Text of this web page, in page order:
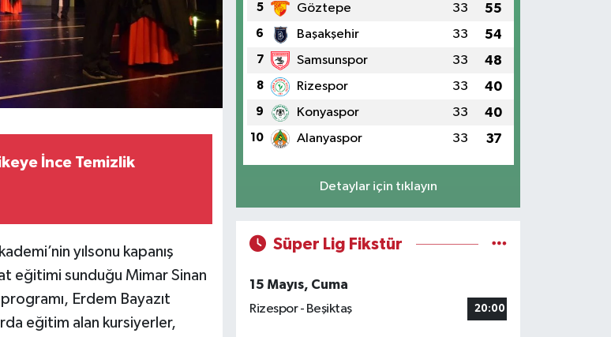
İnce Temizlik
yılsonu kapanış
eğitimi sunduğu Mimar Sinan
Erdem Bayazıt
eğitim alan kursiyerler,
5 Göztepe 33 55
6 Başakşehir 33 54
7 Samsunspor 33 48
8 Rizespor 33 40
9 Konyaspor 33 40
10 Alanyaspor 33 37
Detaylar için tıklayın
Süper Lig Fikstür
15 Mayıs, Cuma
Rizespor - Beşiktaş
20:00